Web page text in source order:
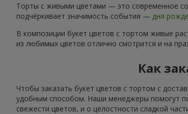
Торты с живыми цветами — это современное
подчёркивает значимость события — дня
В композиции букет цветов с тортом живые
из любимых цветов отлично смотрится и на
Как
Чтобы заказать букет цветов с тортом с
удобным способом. Наши менеджеры помогут
свежести цветов, и о целостности сладкой